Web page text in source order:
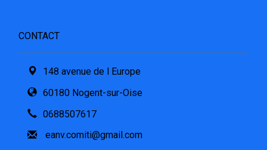
CONTACT
148 avenue de l Europe
60180 Nogent-sur-Oise
0688507617
eanv.comiti@gmail.com